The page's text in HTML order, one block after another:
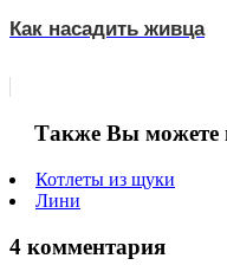
Как насадить живца
Также Вы можете
Котлеты из щуки
Лини
4 комментария